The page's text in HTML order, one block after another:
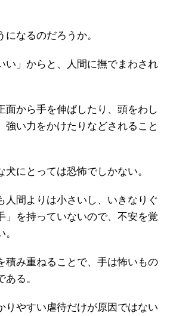
なるのだろうか。
い」からと、人間に撫でまわされ
面から手を伸ばしたり、頭をわし
強い力をかけたりなどされること
犬にとっては恐怖でしかない。
人間よりは小さいし、いきなりぐ
」を持っていないので、不安を覚
積み重ねることで、手は怖いもの
る。
りやすい虐待だけが原因ではない